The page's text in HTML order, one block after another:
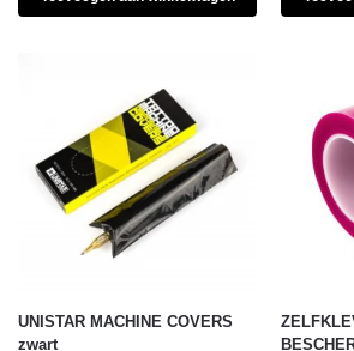
UNISTAR MACHINE COVERS
zwart